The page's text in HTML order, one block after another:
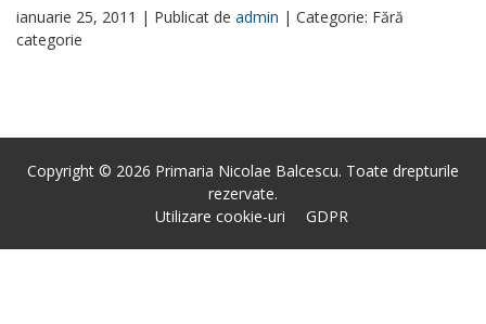
ianuarie 25, 2011 | Publicat de admin | Categorie: Fără
categorie
Copyright © 2026 Primaria Nicolae Balcescu. Toate drepturile
rezervate.
Utilizare cookie-uri
GDPR